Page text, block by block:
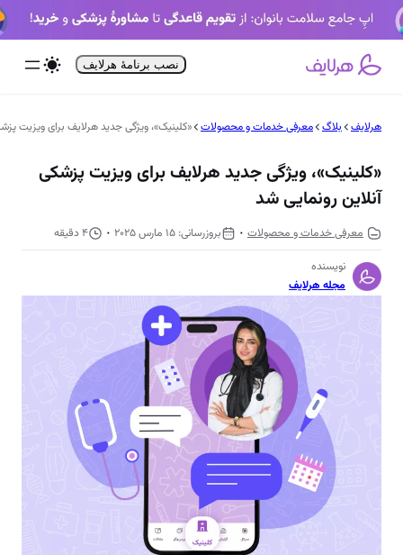
رفتن
به
نصب برنامۀ هرلایف
هرلایف بلاگ معرفی خدمات و محصولات «کلینیک»، ویژگی جدید هرلایف برای ویزیت
«کلینیک»، ویژگی جدید هرلایف برای ویزیت پزشکی
آنلاین رونمایی شد
معرفی خدمات و محصولات 15 مارس 2025
4 دقیقه
نویسنده
مجله هرلایف